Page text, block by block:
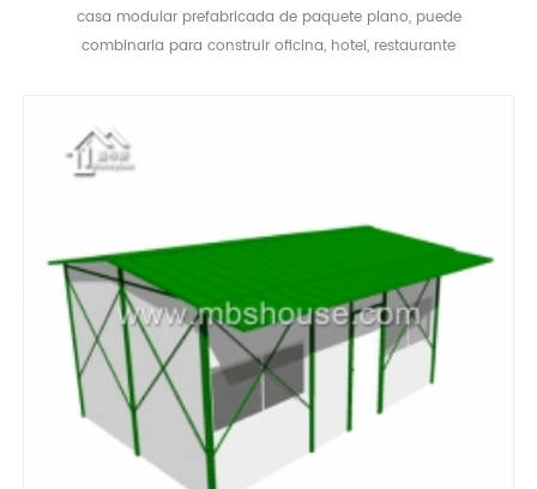
casa modular prefabricada de paquete plano, puede
combinarla para construir oficina, hotel, restaurante